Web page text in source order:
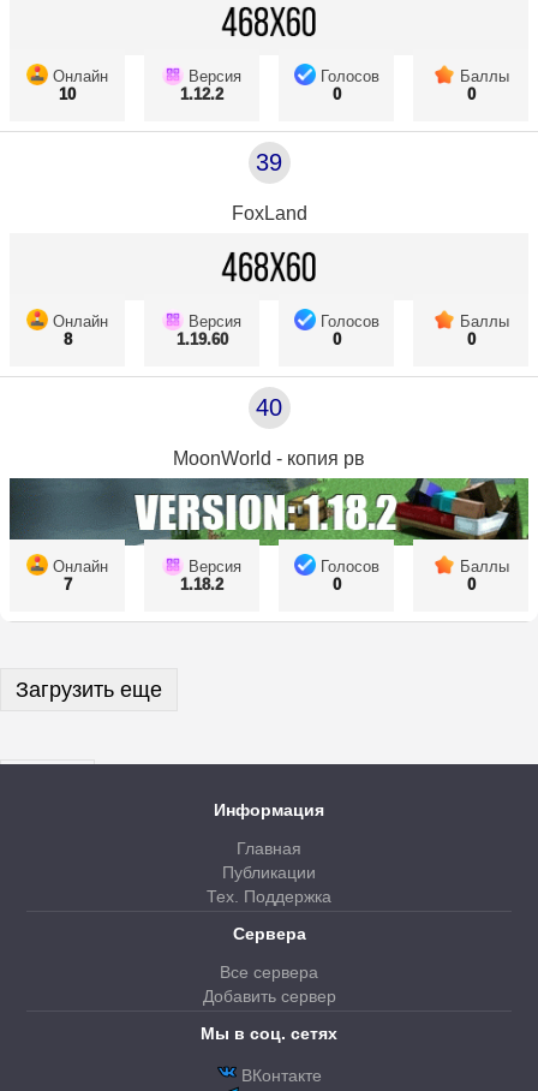
Онлайн
10
Версия
1.12.2
Голосов
0
Баллы
0
39
FoxLand
Онлайн
8
Версия
1.19.60
Голосов
0
Баллы
0
40
MoonWorld - копия рв
Онлайн
7
Версия
1.18.2
Голосов
0
Баллы
0
Загрузить еще
Информация
Главная
Публикации
Тех. Поддержка
Сервера
Все сервера
Добавить сервер
Мы в соц. сетях
ВКонтакте